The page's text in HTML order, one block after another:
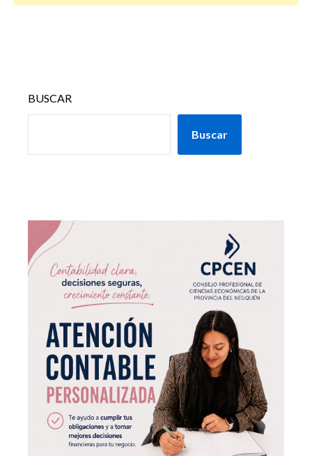
BUSCAR
Buscar